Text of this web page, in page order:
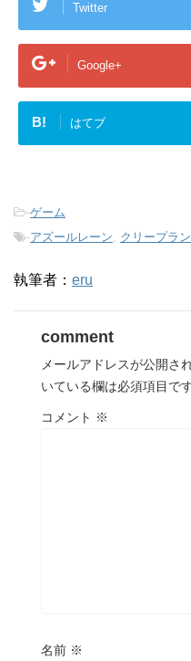
Twitter
Google+
B! はてブ
-ゲーム
-アズールレーン クリープラ
執筆者： eru
comment
メールアドレスが公開さ
いている欄は必須項目で
コメント ※
名前 ※